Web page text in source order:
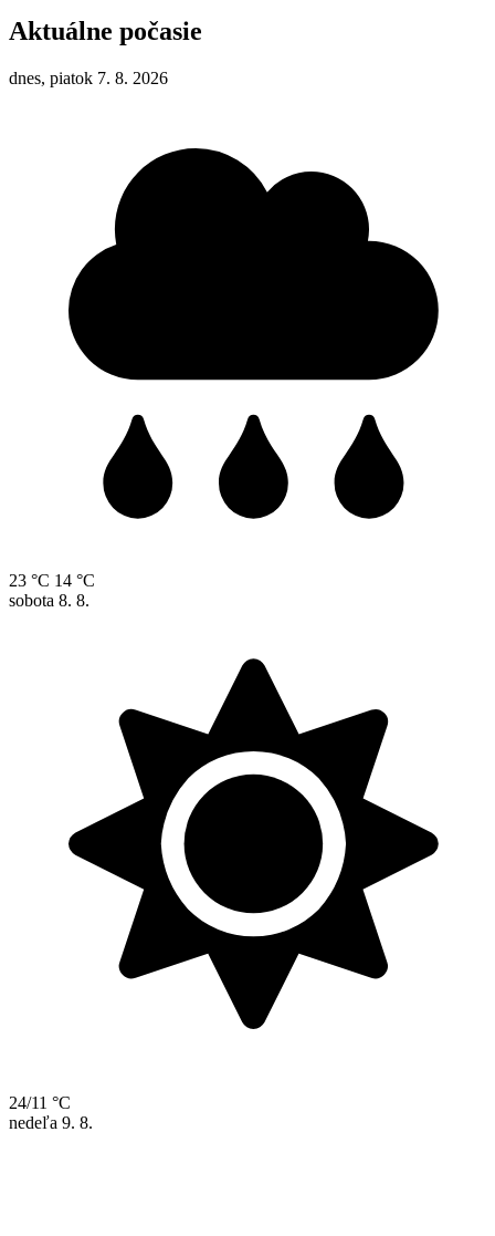
Aktuálne počasie
dnes, piatok 7. 8. 2026
23 °C 14 °C
sobota 8. 8.
24/11 °C
nedeľa 9. 8.